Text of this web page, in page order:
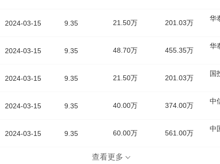
2024-03-15
2024-03-15
2024-03-15
2024-03-15
2024-03-15
9.35 21.50万 201.03万
华
9.35 48.70万 455.35万
华
9.35 21.50万 201.03万
国
9.35 40.00万 374.00万
中
9.35 60.00万 561.00万
中
查看更多